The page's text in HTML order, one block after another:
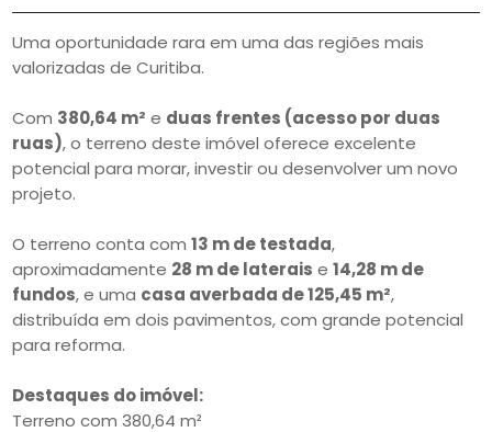
Uma oportunidade rara em uma das regiões mais
valorizadas de Curitiba.
Com 380,64 m² e duas frentes (acesso por duas
ruas), o terreno deste imóvel oferece excelente
potencial para morar, investir ou desenvolver um novo
projeto.
O terreno conta com13 m de testada,
aproximadamente 28 m de laterais e14,28 m de
fundos, e uma casa averbada de 125,45 m²,
distribuída em dois pavimentos, com grande potencial
para reforma.
Destaques do imóvel:
Terreno com 380,64 m²